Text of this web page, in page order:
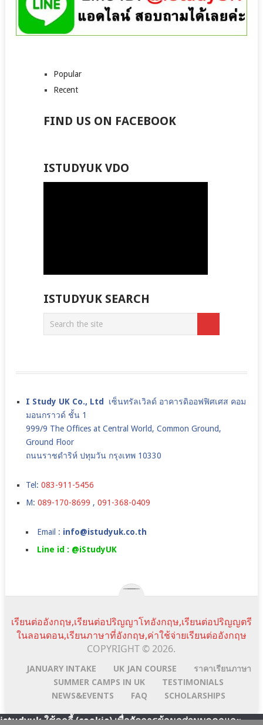
Popular
Recent
FIND US ON FACEBOOK
ISTUDYUK VDO
ISTUDYUK SEARCH
I Study UK Co., Ltd เซ็นทรัลเวิลด์ อาคารดิออฟฟิศเศส คอม
มอนกราวด์ ชั้น 1
999/9 The Offices at Central World, Common Ground,
Ground Floor
ถนนราชดำริห์ ปทุมวัน กรุงเทพ 10330
Tel: 083-911-5456
M: 089-170-8699 , 091-368-0409
Email : info@istudyuk.co.th
Line id : @iStudyUK
เรียนต่ออังกฤษ,เรียนต่อปริญญาโทอังกฤษ,เรียนต่อปริญญตรี
ในลอนดอน,เรียนภาษาที่อังกฤษ,ค่าใช้จ่ายเรียนต่ออังกฤษ
COPYRIGHT © 2026.
JANUARY INTAKE UK JAN COURSE
ราคาเรียนภาษา
SUMMER CAMPS IN UK
TESTIMONIALS
NEWS&EVENTS
FAQ SCHOLARSHIPS
istudyuk ใช้คุกกี้ (cookie) เพื่อจัดการข้อมูลส่วนบุคคลและ